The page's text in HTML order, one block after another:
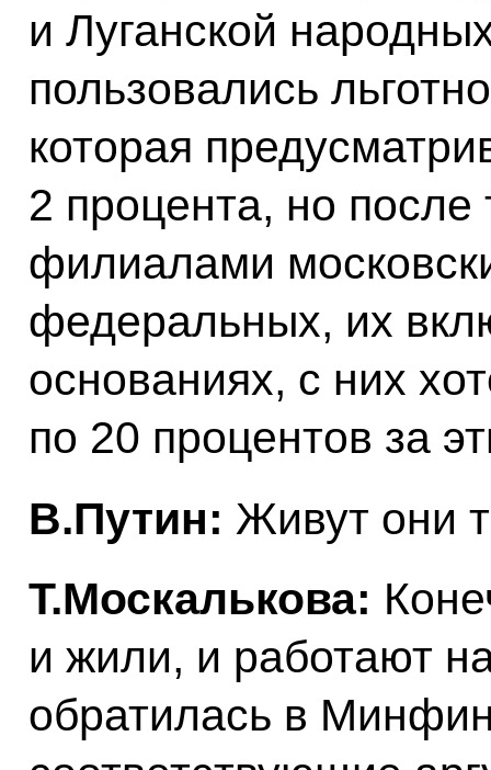
и Луганской
пользовались
которая
2 процента, но после
филиалами
федеральных, их
основаниях, с них
по 20 процентов за
В.Путин: Живут они
Т.Москалькова:
и жили, и работают
обратилась в